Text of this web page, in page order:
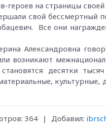
героев на страницы
свой бессмертный
Все они
Александровна
возникают
десятки
культурные,
364 | Добавил: